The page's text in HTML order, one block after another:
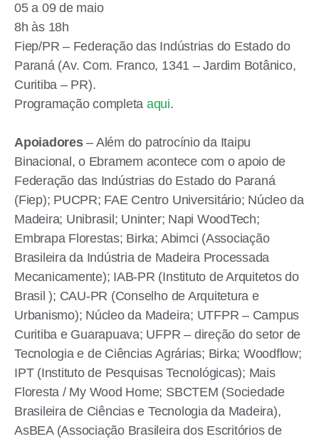
05 a 09 de maio
8h às 18h
Fiep/PR – Federação das Indústrias do Estado do
Paraná (Av. Com. Franco, 1341 – Jardim Botânico,
Curitiba – PR).
Programação completa aqui.
Apoiadores– Além do patrocínio da Itaipu
Binacional, o Ebramem acontece com o apoio de
Federação das Indústrias do Estado do Paraná
(Fiep); PUCPR; FAE Centro Universitário; Núcleo da
Madeira; Unibrasil; Uninter; Napi WoodTech;
Embrapa Florestas; Birka; Abimci (Associação
Brasileira da Indústria de Madeira Processada
Mecanicamente); IAB-PR (Instituto de Arquitetos do
Brasil ); CAU-PR (Conselho de Arquitetura e
Urbanismo); Núcleo da Madeira; UTFPR – Campus
Curitiba e Guarapuava; UFPR – direção do setor de
Tecnologia e de Ciências Agrárias; Birka; Woodflow;
IPT (Instituto de Pesquisas Tecnológicas); Mais
Floresta / My Wood Home; SBCTEM (Sociedade
Brasileira de Ciências e Tecnologia da Madeira),
AsBEA (Associação Brasileira dos Escritórios de